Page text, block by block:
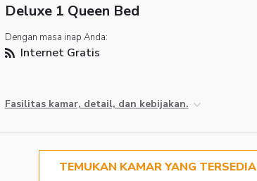
Deluxe 1 Queen Bed
Dengan masa inap Anda:
Internet Gratis
Fasilitas kamar, detail, dan kebijakan.
TEMUKAN KAMAR YANG TERSEDIA